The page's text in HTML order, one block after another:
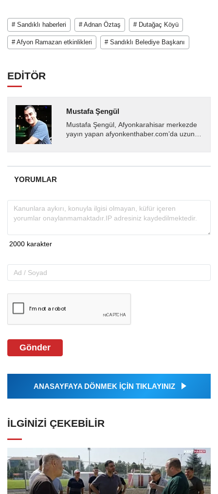
# Sandıklı haberleri # Adnan Öztaş # Dutağaç Köyü
# Afyon Ramazan etkinlikleri # Sandıklı Belediye Başkanı
EDİTÖR
Mustafa Şengül
Mustafa Şengül, Afyonkarahisar merkezde
yayın yapan afyonkenthaber.com’da uzun
almakta, haber akışı...
YORUMLAR
Gönder
ANASAYFAYA DÖNMEK İÇİN TIKLAYINIZ
İLGINIZI ÇEKEBILIR